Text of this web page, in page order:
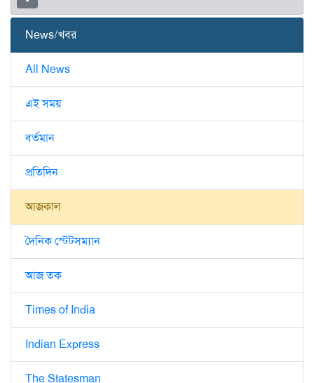
News/খবর
All News
এই সময়
বর্তমান
প্রতিদিন
আজকাল
দৈনিক স্টেটসম্যান
আজ তক
Times of India
Indian Express
The Statesman